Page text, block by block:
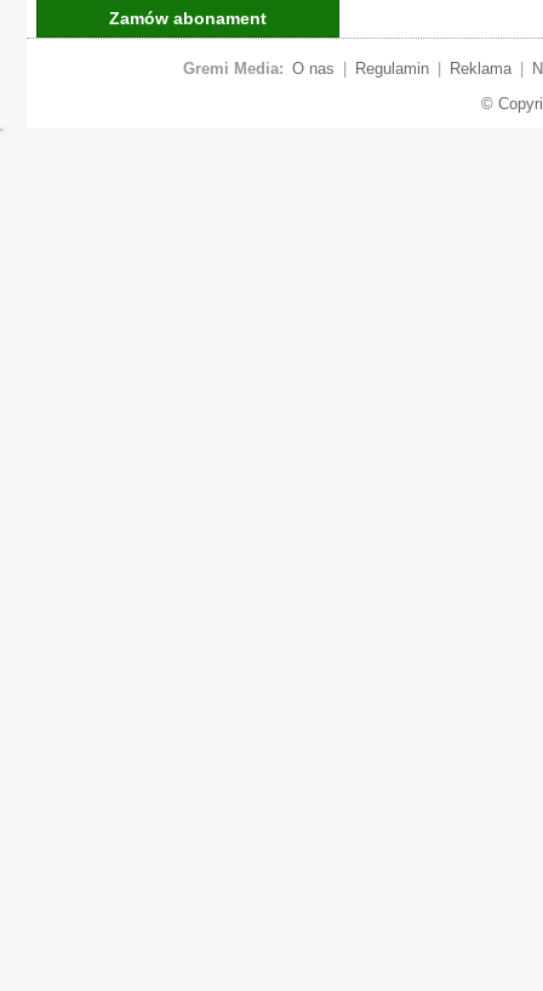
Zamów abonament
Gremi Media: O nas Regulamin Reklama
©